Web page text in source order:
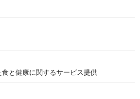
と健康に関するサービス提供